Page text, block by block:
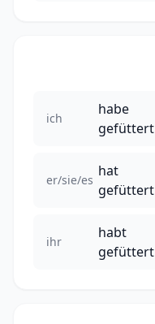
ich
habe
gefüttert
er/sie/es
hat
gefüttert
ihr
habt
gefüttert